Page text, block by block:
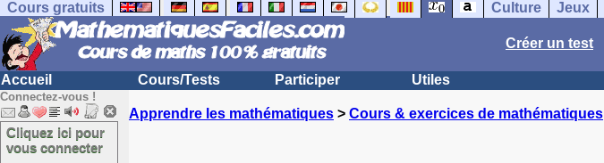
Cours gratuits Culture Jeux
Créer un test
Accueil Cours/Tests Participer Utiles
Connectez-vous !
Cliquez ici pour
vous connecter
Apprendre les mathématiques > Cours & exercices de mathématiques